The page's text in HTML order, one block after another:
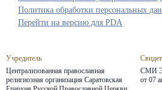
Учредитель
Централизованная православная
религиозная организация Саратовская
СМИ
от 07
Политика обработки персональных
Перейти на версию для PDA